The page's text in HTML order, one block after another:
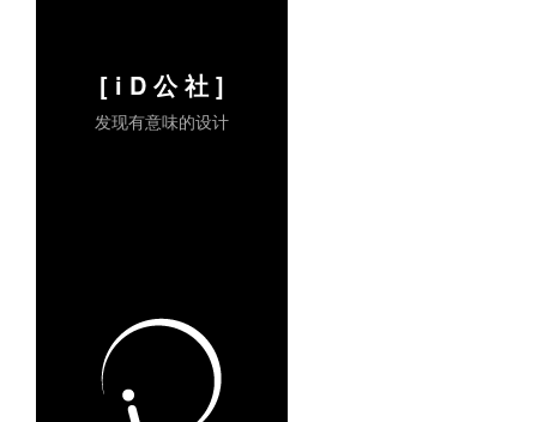
[ i D 公 社 ]
发现有意味的设计